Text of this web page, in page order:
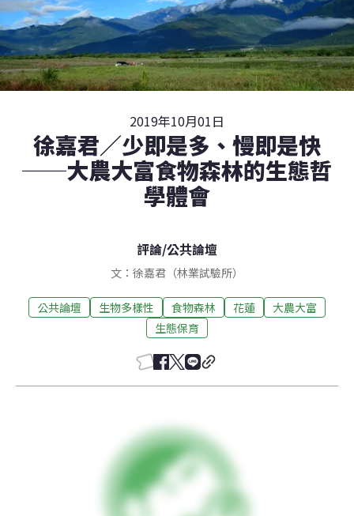
2019年10月01日
徐嘉君／少即是多、慢即是快
──大農大富食物森林的生態哲
學體會
評論/公共論壇
文：徐嘉君（林業試驗所）
公共論壇 生物多樣性 食物森林 花蓮
大農大富
生態保育